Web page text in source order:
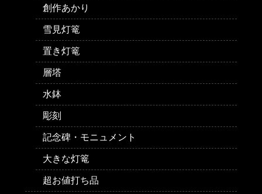
創作あかり
雪見灯篭
置き灯篭
層塔
水鉢
彫刻
記念碑・モニュメント
大きな灯篭
超お値打ち品